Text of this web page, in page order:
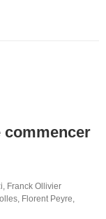
commencer
, Franck Ollivier
, Florent Peyre,